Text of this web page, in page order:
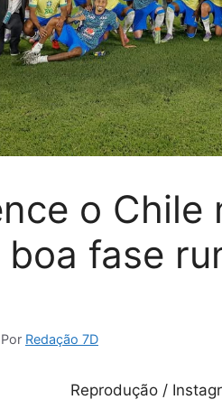
o Chile
fase
Por Redação 7D
Reprodução /